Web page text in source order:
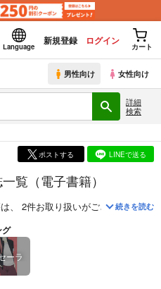
Language
新規登録 ログイン
カート
男性向け 女性向け
詳細
検索
ポストする LINEで送る
覧（電子書籍）
は、 2件お取り扱いがございます。「
続きを読む
グ
ーラ